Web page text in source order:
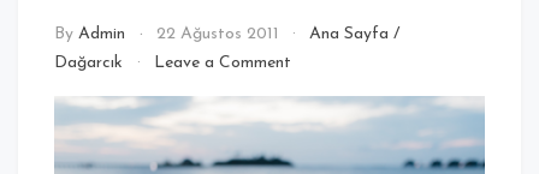
By Admin 22 Ağustos 2011 Ana Sayfa /
Dağarcık
Leave a Comment